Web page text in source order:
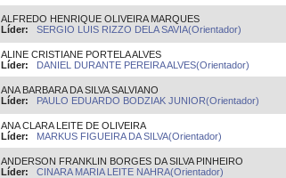
ALFREDO HENRIQUE OLIVEIRA MARQUES
Líder:
SERGIO LUIS RIZZO DELA SAVIA(Orientador)
ALINE CRISTIANE PORTELA ALVES
Líder:
DANIEL DURANTE PEREIRA ALVES(Orientador)
ANA BARBARA DA SILVA SALVIANO
Líder:
PAULO EDUARDO BODZIAK JUNIOR(Orientador)
ANA CLARA LEITE DE OLIVEIRA
Líder:
MARKUS FIGUEIRA DA SILVA(Orientador)
ANDERSON FRANKLIN BORGES DA SILVA PINHEIRO
Líder:
CINARA MARIA LEITE NAHRA(Orientador)